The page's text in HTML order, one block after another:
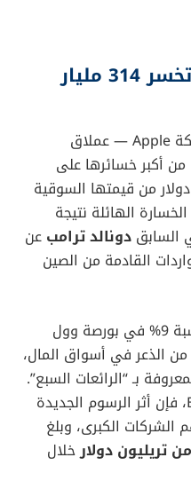
بداية الانهيار: Apple تخسر 314 مليار
في خطوة مفاجئة، شهدت شركة Apple — عملاق
من أكبر خسائرها على
فقدت 314 مليار دولار من قيمتها السوقية
الهائلة نتيجة
السابق دونالد ترامب عن
القادمة من الصين
وقد انخفضت أسهم Apple بنسبة 9% في بورصة وول
الذعر في أسواق المال،
بـ “الرائعات السبع”.
بحسب تقرير موقع Bloomberg، فإن أثر الرسوم الجديدة
الكبرى، وبلغ
تريليون دولارخلال